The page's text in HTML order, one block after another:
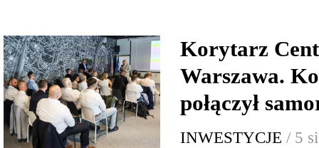
Korytarz
Warszawa.
połączył
INWESTYCJE / 5